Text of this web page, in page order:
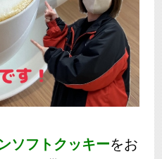
ソフトクッキーをお